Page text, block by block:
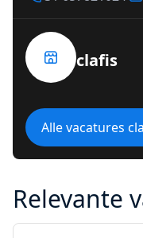
clafis
Alle vacatures
Relevante